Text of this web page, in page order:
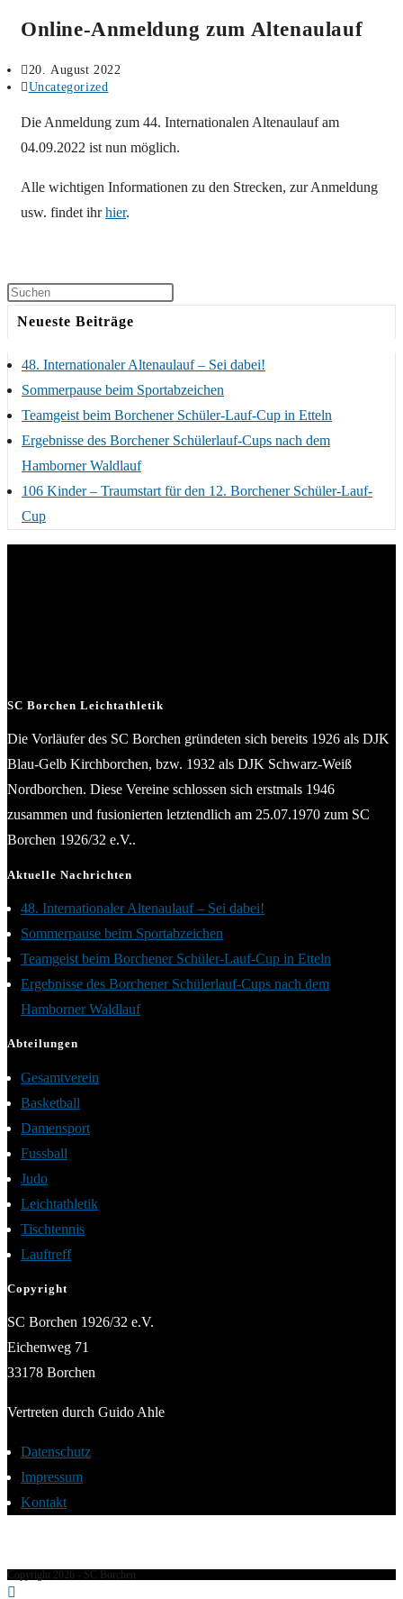
Online-Anmeldung zum Altenaulauf
Beitrag
veröffentlicht:
20. August 2022
Beitrags-
Uncategorized
Die Anmeldung zum 44. Internationalen Altenaulauf am
04.09.2022 ist nun möglich.
Alle wichtigen Informationen zu den Strecken, zur Anmeldung
usw. findet ihrhier.
Neueste Beiträge
48. Internationaler Altenaulauf – Sei dabei!
Sommerpause beim Sportabzeichen
Teamgeist beim Borchener Schüler-Lauf-Cup in Etteln
Ergebnisse des Borchener Schülerlauf-Cups nach dem
Hamborner Waldlauf
106 Kinder – Traumstart für den 12. Borchener Schüler-Lauf-
Cup
SC Borchen Leichtathletik
Die Vorläufer des SC Borchen gründeten sich bereits 1926 als DJK
Blau-Gelb Kirchborchen, bzw. 1932 als DJK Schwarz-Weiß
Nordborchen. Diese Vereine schlossen sich erstmals 1946
zusammen und fusionierten letztendlich am 25.07.1970 zum SC
Borchen 1926/32 e.V..
Aktuelle Nachrichten
48. Internationaler Altenaulauf – Sei dabei!
Sommerpause beim Sportabzeichen
Teamgeist beim Borchener Schüler-Lauf-Cup in Etteln
Ergebnisse des Borchener Schülerlauf-Cups nach dem
Hamborner Waldlauf
Abteilungen
Gesamtverein
Basketball
Damensport
Fussball
Judo
Leichtathletik
Tischtennis
Lauftreff
Copyright
SC Borchen 1926/32 e.V.
Eichenweg 71
33178 Borchen
Vertreten durch Guido Ahle
Datenschutz
Impressum
Kontakt
Copyright 2026 - SC Borchen